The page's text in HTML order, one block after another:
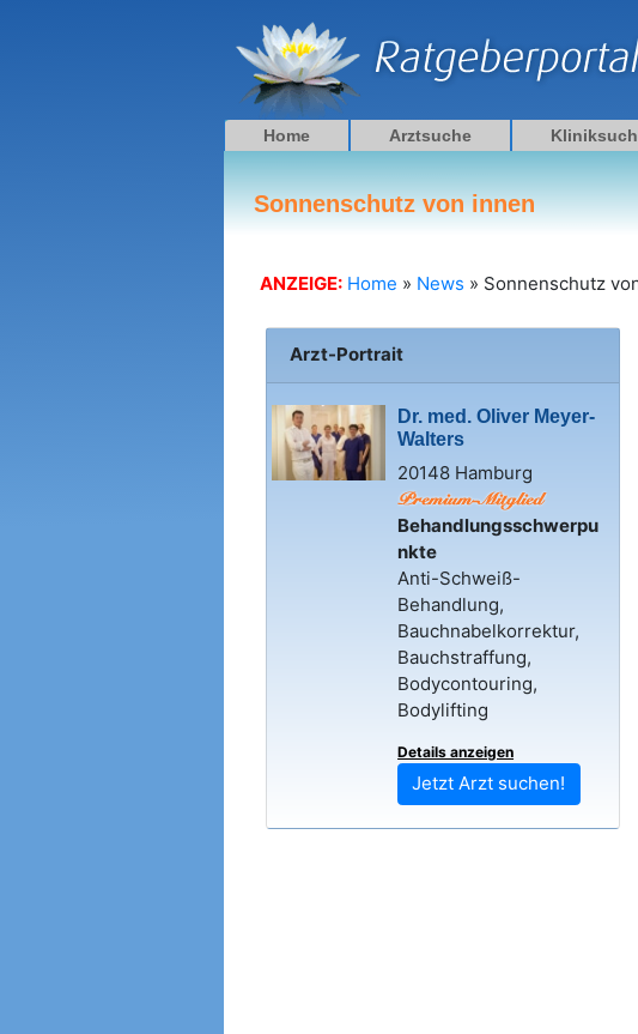
Home Arztsuche
Sonnenschutz von innen
ANZEIGE: Home » News » Sonnenschutz
Arzt-Portrait
Dr. med. Oliver Meyer-
Walters
20148 Hamburg
Behandlungsschwerpu
nkte
Anti-Schweiß-
Behandlung,
Bauchnabelkorrektur,
Bauchstraffung,
Bodycontouring,
Bodylifting
Details anzeigen
Jetzt Arzt suchen!